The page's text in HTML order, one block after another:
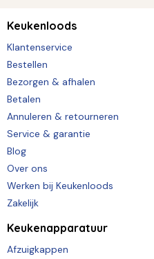
Keukenloods
Klantenservice
Bestellen
Bezorgen & afhalen
Betalen
Annuleren & retourneren
Service & garantie
Blog
Over ons
Werken bij Keukenloods
Zakelijk
Keukenapparatuur
Afzuigkappen